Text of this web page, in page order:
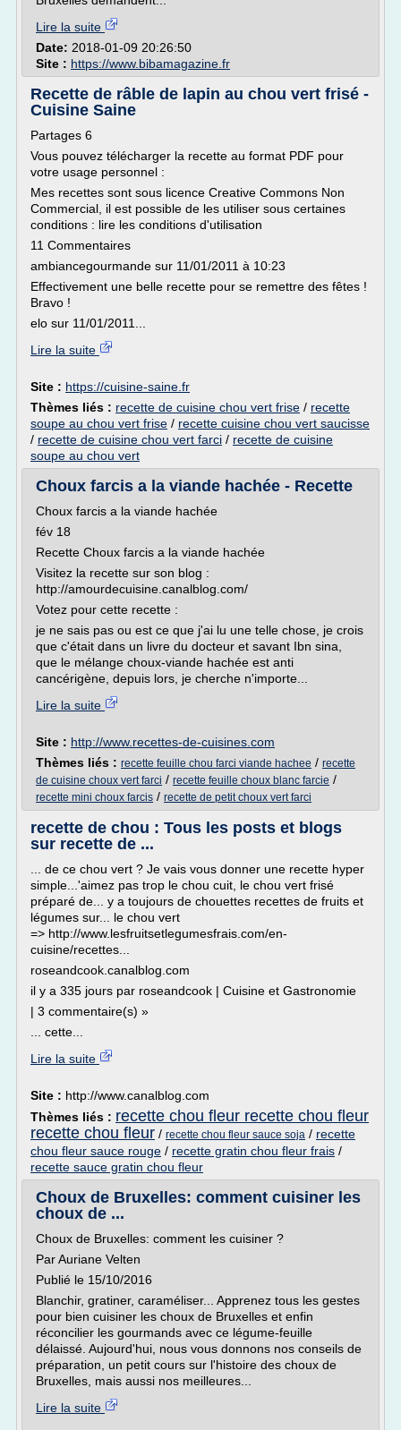
Lire la suite
Date: 2018-01-09 20:26:50
Site : https://www.bibamagazine.fr
Recette de râble de lapin au chou vert frisé -
Cuisine Saine
Partages 6
Vous pouvez télécharger la recette au format PDF pour
votre usage personnel :
Mes recettes sont sous licence Creative Commons Non
Commercial, il est possible de les utiliser sous certaines
conditions : lire les conditions d'utilisation
11 Commentaires
ambiancegourmande sur 11/01/2011 à 10:23
Effectivement une belle recette pour se remettre des fêtes !
Bravo !
elo sur 11/01/2011...
Lire la suite
Site : https://cuisine-saine.fr
Thèmes liés : recette de cuisine chou vert frise / recette
soupe au chou vert frise / recette cuisine chou vert saucisse
/ recette de cuisine chou vert farci / recette de cuisine
soupe au chou vert
Choux farcis a la viande hachée - Recette
Choux farcis a la viande hachée
fév 18
Recette Choux farcis a la viande hachée
Visitez la recette sur son blog :
http://amourdecuisine.canalblog.com/
Votez pour cette recette :
je ne sais pas ou est ce que j'ai lu une telle chose, je crois
que c'était dans un livre du docteur et savant Ibn sina,
que le mélange choux-viande hachée est anti
cancérigène, depuis lors, je cherche n'importe...
Lire la suite
Site : http://www.recettes-de-cuisines.com
Thèmes liés : recette feuille chou farci viande hachee / recette
de cuisine choux vert farci / recette feuille choux blanc farcie /
recette mini choux farcis / recette de petit choux vert farci
recette de chou : Tous les posts et blogs
sur recette de ...
... de ce chou vert ? Je vais vous donner une recette hyper
simple...'aimez pas trop le chou cuit, le chou vert frisé
préparé de... y a toujours de chouettes recettes de fruits et
légumes sur... le chou vert
=> http://www.lesfruitsetlegumesfrais.com/en-
cuisine/recettes...
roseandcook.canalblog.com
il y a 335 jours par roseandcook | Cuisine et Gastronomie
| 3 commentaire(s) »
... cette...
Lire la suite
Site : http://www.canalblog.com
Thèmes liés : recette chou fleur recette chou fleur
recette chou fleur / recette chou fleur sauce soja / recette
chou fleur sauce rouge / recette gratin chou fleur frais /
recette sauce gratin chou fleur
Choux de Bruxelles: comment cuisiner les
choux de ...
Choux de Bruxelles: comment les cuisiner ?
Par Auriane Velten
Publié le 15/10/2016
Blanchir, gratiner, caraméliser... Apprenez tous les gestes
pour bien cuisiner les choux de Bruxelles et enfin
réconcilier les gourmands avec ce légume-feuille
délaissé. Aujourd'hui, nous vous donnons nos conseils de
préparation, un petit cours sur l'histoire des choux de
Bruxelles, mais aussi nos meilleures...
Lire la suite